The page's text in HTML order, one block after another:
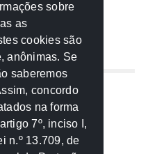
sobre
as
cookies são
anônimas. Se
saberemos
concordo
na forma
7º, inciso I,
n.º 13.709, de